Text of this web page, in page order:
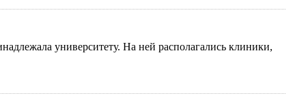
университету. На ней располагались клиники,